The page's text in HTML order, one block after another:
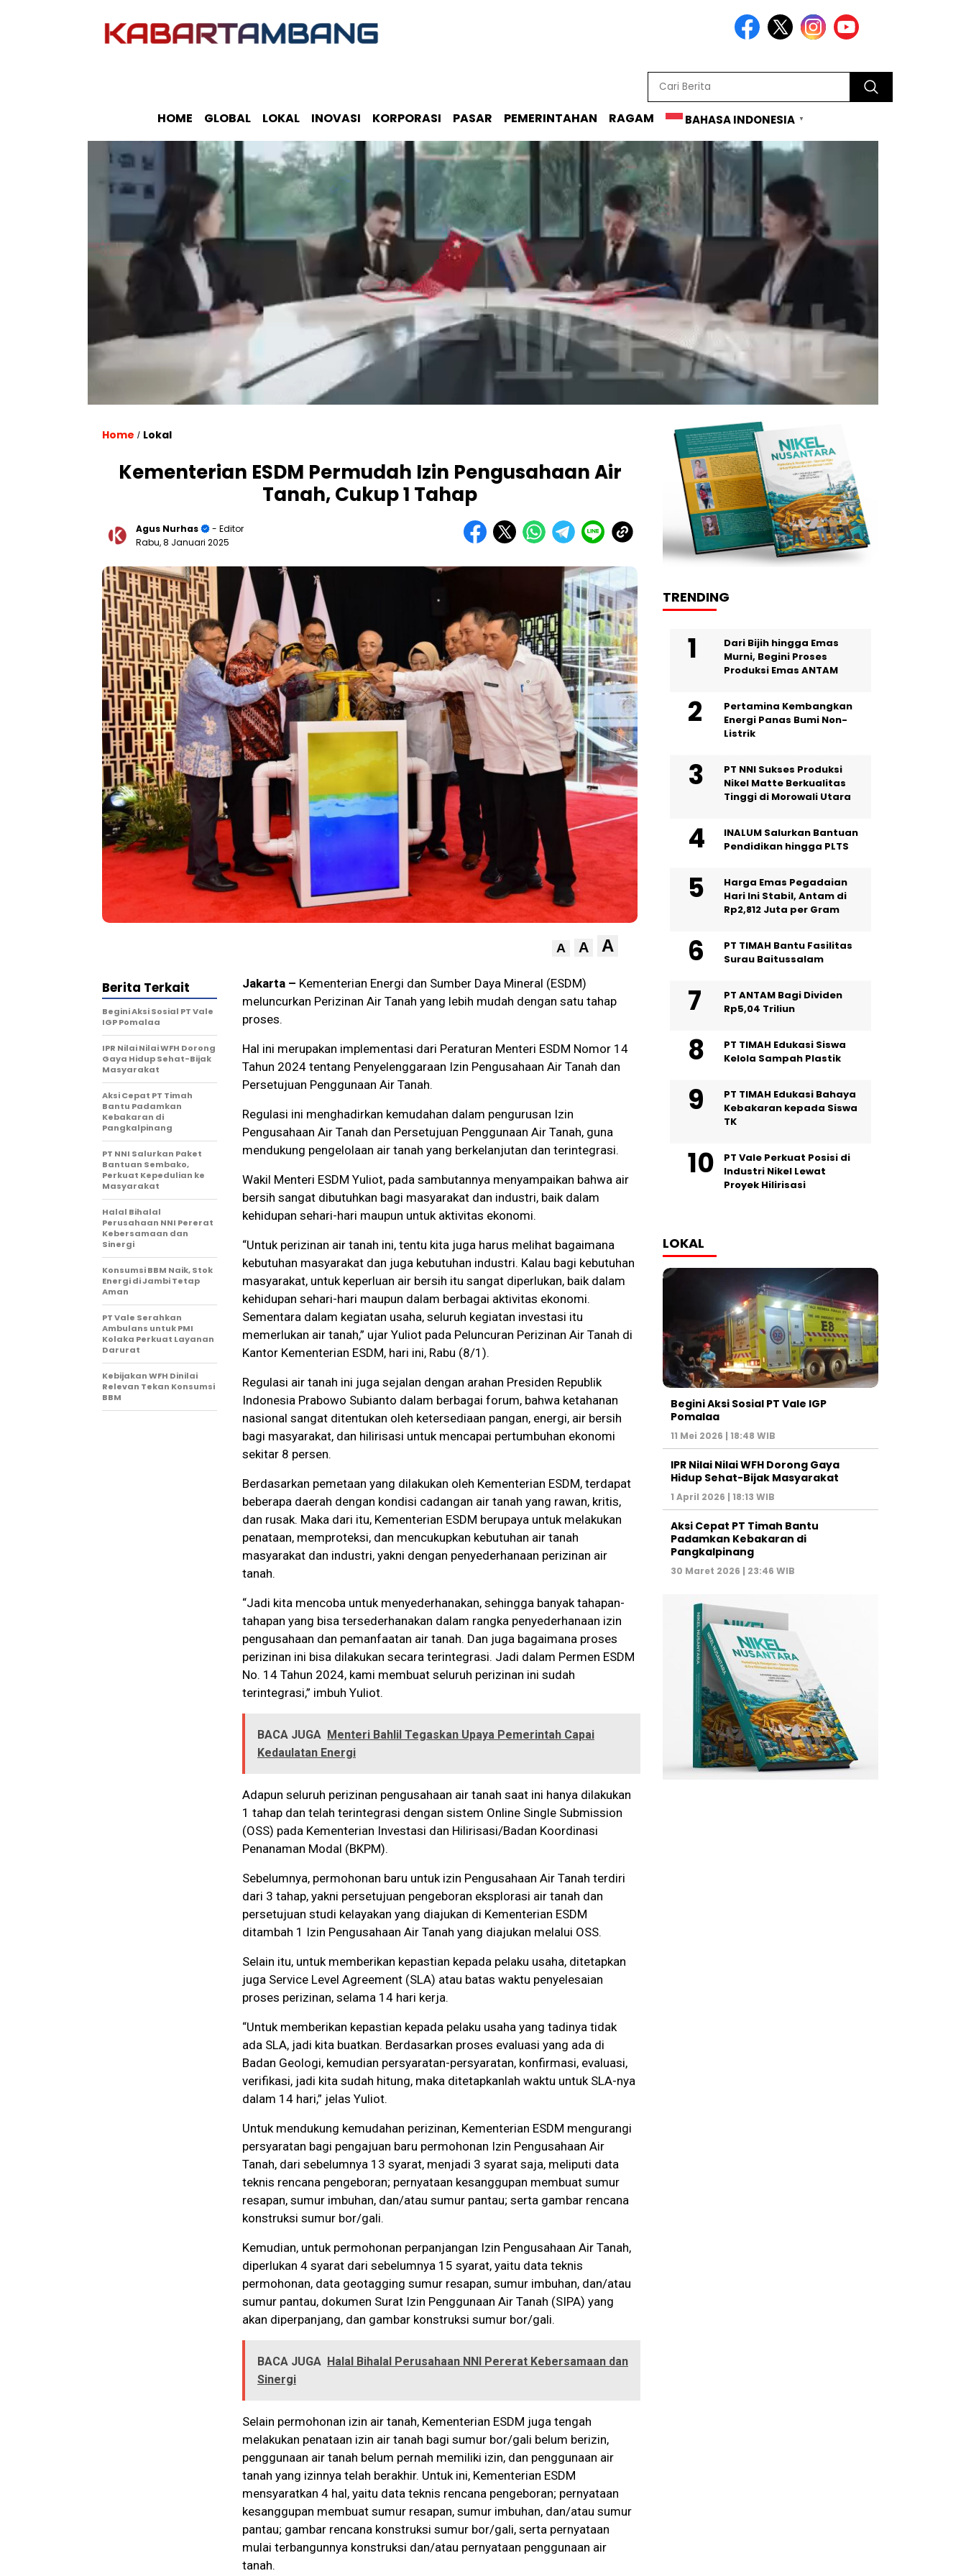
HOME GLOBAL LOKAL INOVASI KORPORASI PASAR PEMERINTAHAN RAGAM BAHASA INDONESIA ▼
Home / Lokal
Kementerian ESDM Permudah Izin Pengusahaan Air
Tanah, Cukup 1 Tahap
Agus Nurhas
- Editor
Rabu, 8 Januari 2025
A A A
Jakarta – Kementerian Energi dan Sumber Daya Mineral (ESDM)
meluncurkan Perizinan Air Tanah yang lebih mudah dengan satu tahap
proses.
Hal ini merupakan implementasi dari Peraturan Menteri ESDM Nomor 14
Tahun 2024 tentang Penyelenggaraan Izin Pengusahaan Air Tanah dan
Persetujuan Penggunaan Air Tanah.
Regulasi ini menghadirkan kemudahan dalam pengurusan Izin
Pengusahaan Air Tanah dan Persetujuan Penggunaan Air Tanah, guna
mendukung pengelolaan air tanah yang berkelanjutan dan terintegrasi.
Wakil Menteri ESDM Yuliot, pada sambutannya menyampaikan bahwa air
bersih sangat dibutuhkan bagi masyarakat dan industri, baik dalam
kehidupan sehari-hari maupun untuk aktivitas ekonomi.
“Untuk perizinan air tanah ini, tentu kita juga harus melihat bagaimana
kebutuhan masyarakat dan juga kebutuhan industri. Kalau bagi kebutuhan
masyarakat, untuk keperluan air bersih itu sangat diperlukan, baik dalam
kehidupan sehari-hari maupun dalam berbagai aktivitas ekonomi.
Sementara dalam kegiatan usaha, seluruh kegiatan investasi itu
memerlukan air tanah,” ujar Yuliot pada Peluncuran Perizinan Air Tanah di
Kantor Kementerian ESDM, hari ini, Rabu (8/1).
Regulasi air tanah ini juga sejalan dengan arahan Presiden Republik
Indonesia Prabowo Subianto dalam berbagai forum, bahwa ketahanan
nasional sangat ditentukan oleh ketersediaan pangan, energi, air bersih
bagi masyarakat, dan hilirisasi untuk mencapai pertumbuhan ekonomi
sekitar 8 persen.
Berdasarkan pemetaan yang dilakukan oleh Kementerian ESDM, terdapat
beberapa daerah dengan kondisi cadangan air tanah yang rawan, kritis,
dan rusak. Maka dari itu, Kementerian ESDM berupaya untuk melakukan
penataan, memproteksi, dan mencukupkan kebutuhan air tanah
masyarakat dan industri, yakni dengan penyederhanaan perizinan air
tanah.
“Jadi kita mencoba untuk menyederhanakan, sehingga banyak tahapan-
tahapan yang bisa tersederhanakan dalam rangka penyederhanaan izin
pengusahaan dan pemanfaatan air tanah. Dan juga bagaimana proses
perizinan ini bisa dilakukan secara terintegrasi. Jadi dalam Permen ESDM
No. 14 Tahun 2024, kami membuat seluruh perizinan ini sudah
terintegrasi,” imbuh Yuliot.
BACA JUGA Menteri Bahlil Tegaskan Upaya Pemerintah Capai
Kedaulatan Energi
Adapun seluruh perizinan pengusahaan air tanah saat ini hanya dilakukan
1 tahap dan telah terintegrasi dengan sistem Online Single Submission
(OSS) pada Kementerian Investasi dan Hilirisasi/Badan Koordinasi
Penanaman Modal (BKPM).
Sebelumnya, permohonan baru untuk izin Pengusahaan Air Tanah terdiri
dari 3 tahap, yakni persetujuan pengeboran eksplorasi air tanah dan
persetujuan studi kelayakan yang diajukan di Kementerian ESDM
ditambah 1 Izin Pengusahaan Air Tanah yang diajukan melalui OSS.
Selain itu, untuk memberikan kepastian kepada pelaku usaha, ditetapkan
juga Service Level Agreement (SLA) atau batas waktu penyelesaian
proses perizinan, selama 14 hari kerja.
“Untuk memberikan kepastian kepada pelaku usaha yang tadinya tidak
ada SLA, jadi kita buatkan. Berdasarkan proses evaluasi yang ada di
Badan Geologi, kemudian persyaratan-persyaratan, konfirmasi, evaluasi,
verifikasi, jadi kita sudah hitung, maka ditetapkanlah waktu untuk SLA-nya
dalam 14 hari,” jelas Yuliot.
Untuk mendukung kemudahan perizinan, Kementerian ESDM mengurangi
persyaratan bagi pengajuan baru permohonan Izin Pengusahaan Air
Tanah, dari sebelumnya 13 syarat, menjadi 3 syarat saja, meliputi data
teknis rencana pengeboran; pernyataan kesanggupan membuat sumur
resapan, sumur imbuhan, dan/atau sumur pantau; serta gambar rencana
konstruksi sumur bor/gali.
Kemudian, untuk permohonan perpanjangan Izin Pengusahaan Air Tanah,
diperlukan 4 syarat dari sebelumnya 15 syarat, yaitu data teknis
permohonan, data geotagging sumur resapan, sumur imbuhan, dan/atau
sumur pantau, dokumen Surat Izin Penggunaan Air Tanah (SIPA) yang
akan diperpanjang, dan gambar konstruksi sumur bor/gali.
BACA JUGA Halal Bihalal Perusahaan NNI Pererat Kebersamaan dan
Sinergi
Selain permohonan izin air tanah, Kementerian ESDM juga tengah
melakukan penataan izin air tanah bagi sumur bor/gali belum berizin,
penggunaan air tanah belum pernah memiliki izin, dan penggunaan air
tanah yang izinnya telah berakhir. Untuk ini, Kementerian ESDM
mensyaratkan 4 hal, yaitu data teknis rencana pengeboran; pernyataan
kesanggupan membuat sumur resapan, sumur imbuhan, dan/atau sumur
pantau; gambar rencana konstruksi sumur bor/gali, serta pernyataan
mulai terbangunnya konstruksi dan/atau pernyataan penggunaan air
tanah.
Berita Terkait
Begini Aksi Sosial PT Vale
IGP Pomalaa
IPR Nilai Nilai WFH Dorong
Gaya Hidup Sehat-Bijak
Masyarakat
Aksi Cepat PT Timah
Bantu Padamkan
Kebakaran di
Pangkalpinang
PT NNI Salurkan Paket
Bantuan Sembako,
Perkuat Kepedulian ke
Masyarakat
Halal Bihalal
Perusahaan NNI Pererat
Kebersamaan dan
Sinergi
Konsumsi BBM Naik, Stok
Energi di Jambi Tetap
Aman
PT Vale Serahkan
Ambulans untuk PMI
Kolaka Perkuat Layanan
Darurat
Kebijakan WFH Dinilai
Relevan Tekan Konsumsi
BBM
TRENDING
Dari Bijih hingga Emas
Murni, Begini Proses
Produksi Emas ANTAM
Pertamina Kembangkan
Energi Panas Bumi Non-
Listrik
PT NNI Sukses Produksi
Nikel Matte Berkualitas
Tinggi di Morowali Utara
INALUM Salurkan Bantuan
Pendidikan hingga PLTS
Harga Emas Pegadaian
Hari Ini Stabil, Antam di
Rp2,812 Juta per Gram
PT TIMAH Bantu Fasilitas
Surau Baitussalam
PT ANTAM Bagi Dividen
Rp5,04 Triliun
PT TIMAH Edukasi Siswa
Kelola Sampah Plastik
PT TIMAH Edukasi Bahaya
Kebakaran kepada Siswa
TK
PT Vale Perkuat Posisi di
Industri Nikel Lewat
Proyek Hilirisasi
LOKAL
Begini Aksi Sosial PT Vale IGP
Pomalaa
11 Mei 2026 | 18:48 WIB
IPR Nilai Nilai WFH Dorong Gaya
Hidup Sehat-Bijak Masyarakat
1 April 2026 | 18:13 WIB
Aksi Cepat PT Timah Bantu
Padamkan Kebakaran di
Pangkalpinang
30 Maret 2026 | 23:46 WIB